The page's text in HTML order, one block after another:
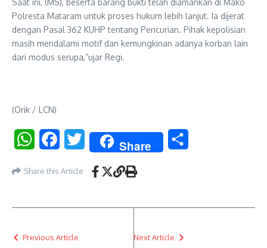
Polresta Mataram untuk proses hukum lebih lanjut. Ia dijerat
dengan Pasal 362 KUHP tentang Pencurian. Pihak kepolisian
masih mendalami motif dan kemungkinan adanya korban lain
dari modus serupa,”ujar Regi.
(Orik / LCN)
WhatsAppFacebookTwitter Share
Share this Article
Previous Article Next Article